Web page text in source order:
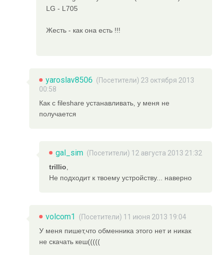
LG - L705
Жесть - как она есть !!!
yaroslav8506 (Посетители) 23 октября 2013
00:58
Как с fileshare устанавливать, у меня не
получается
gal_sim (Посетители) 12 августа 2013 21:32
trillio,
Не подходит к твоему устройству... наверно
volcom1
(Посетители) 11 июня 2013 19:04
У меня пишет,что обменника этого нет и никак
не скачать кеш(((((